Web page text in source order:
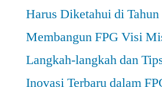
Harus Diketahui di
Membangun FPG Visi
Langkah-langkah dan
Inovasi Terbaru dalam